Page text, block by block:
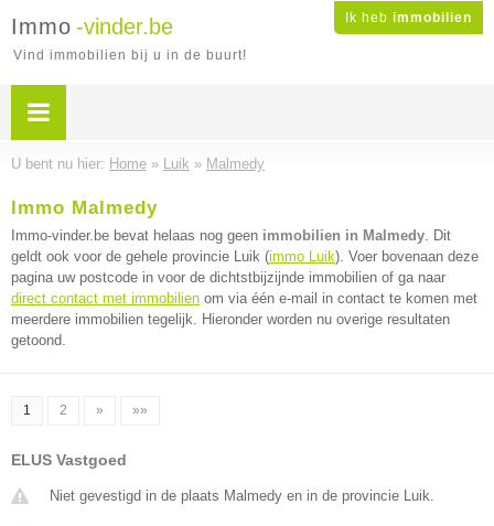
Ik heb immobilien
Immo -vinder.be
Vind immobilien bij u in de buurt!
U bent nu hier: Home » Luik » Malmedy
Immo Malmedy
Immo-vinder.be bevat helaas nog geen immobilien in Malmedy. Dit
geldt ook voor de gehele provincie Luik (immo Luik). Voer bovenaan deze
pagina uw postcode in voor de dichtstbijzijnde immobilien of ga naar
direct contact met immobilien om via één e-mail in contact te komen met
meerdere immobilien tegelijk. Hieronder worden nu overige resultaten
getoond.
1 2 » »»
ELUS Vastgoed
Niet gevestigd in de plaats Malmedy en in de provincie Luik.